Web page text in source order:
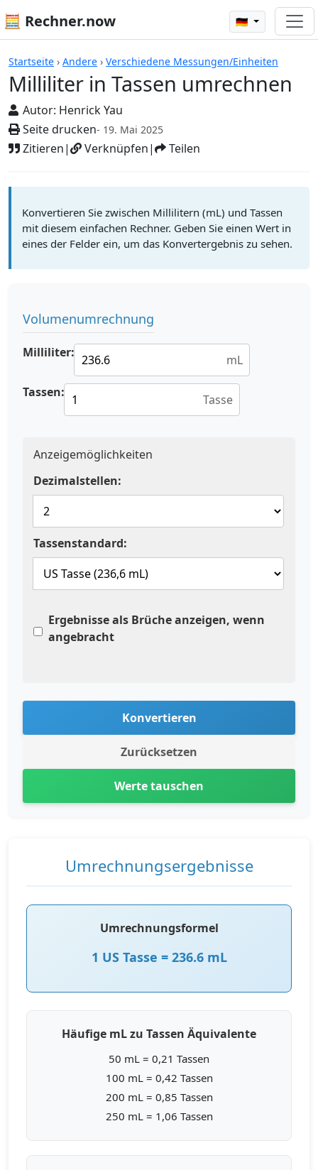
🧮 Rechner.now 🇩🇪
Startseite › Andere › Verschiedene Messungen/Einheiten
Milliliter in Tassen umrechnen
Autor: Henrick Yau
Seite drucken- 19. Mai 2025
Zitieren| Verknüpfen| Teilen
Rechner
Konvertieren Sie zwischen Millilitern (mL) und Tassen
mit diesem einfachen Rechner. Geben Sie einen Wert in
eines der Felder ein, um das Konvertergebnis zu sehen.
Volumenumrechnung
Milliliter: mL
Tassen: Tasse
Anzeigemöglichkeiten
Dezimalstellen:
Tassenstandard:
Ergebnisse als Brüche anzeigen, wenn
angebracht
Konvertieren
Zurücksetzen
Werte tauschen
Umrechnungsergebnisse
Umrechnungsformel
1 US Tasse = 236.6 mL
Häufige mL zu Tassen Äquivalente
50 mL = 0,21 Tassen
100 mL = 0,42 Tassen
200 mL = 0,85 Tassen
250 mL = 1,06 Tassen